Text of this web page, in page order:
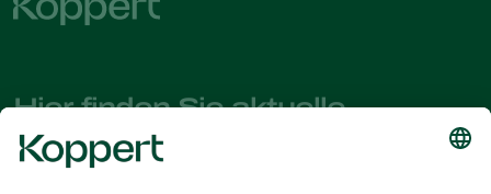
Hier finden Sie aktuelle
Nachrichten und Informationen